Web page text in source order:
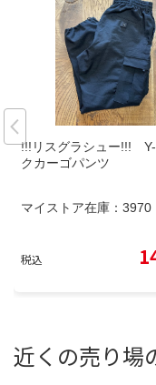
!!!リスグラシュー!!! Y-
クカーゴパンツ
マイストア在庫： 3970
税込
近くの売り場